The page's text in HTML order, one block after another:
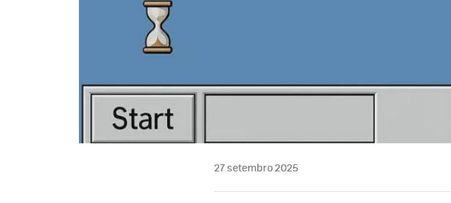
27 setembro 2025